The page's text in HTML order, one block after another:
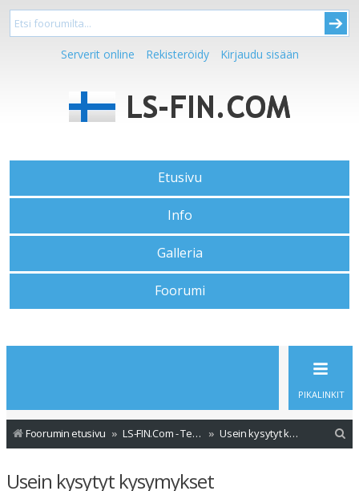
Serverit online Rekisteröidy Kirjaudu sisään
Etusivu
Info
Galleria
Foorumi
PIKALINKIT
Foorumin etusivu LS-FIN.Com - Tervetuloa Usein kysytyt kysymykset
Usein kysytyt kysymykset